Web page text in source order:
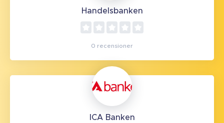
Handelsbanken
0 recensioner
ICA Banken